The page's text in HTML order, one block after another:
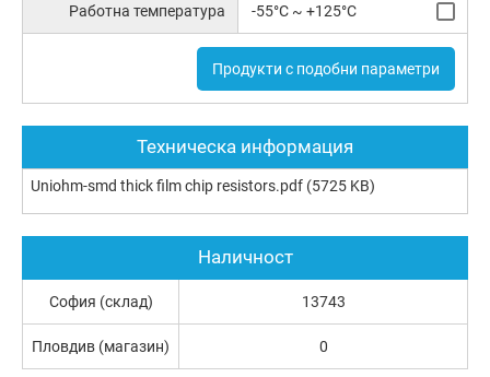
Работна температура -55°C ~ +125°C
Продукти с подобни параметри
Техническа информация
Uniohm-smd thick film chip resistors.pdf (5725 KB)
Наличност
София (склад) 13743
Пловдив (магазин) 0